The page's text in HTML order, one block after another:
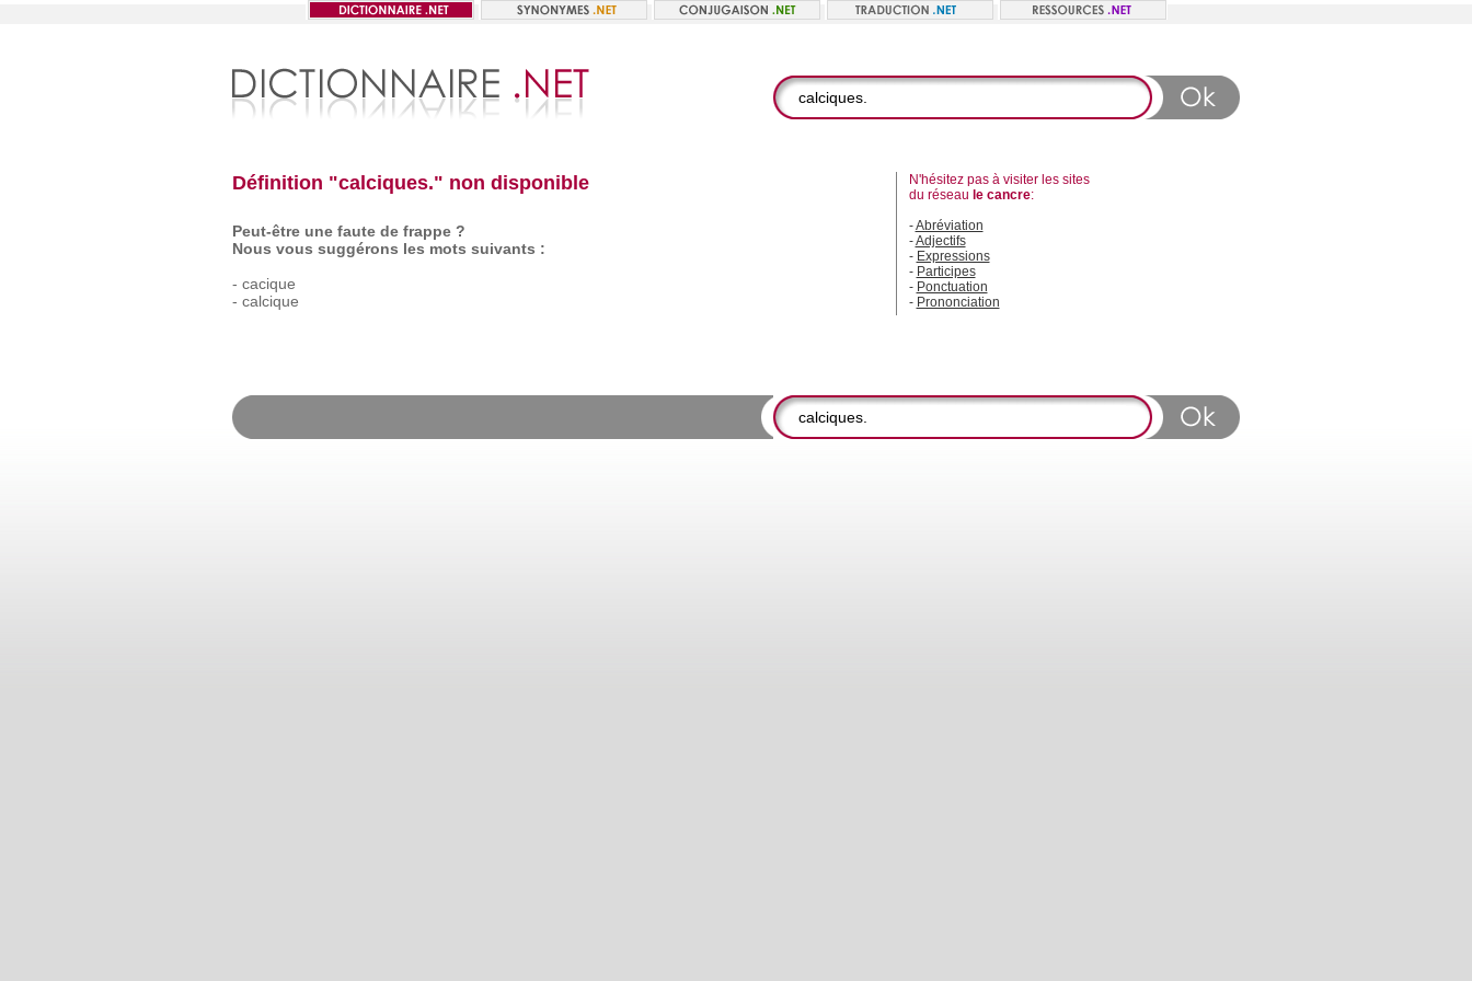
Définition "calciques." non disponible
Peut-être une faute de frappe ?
Nous vous suggérons les mots suivants :
- cacique
- calcique
N'hésitez pas à visiter les sites
du réseau le cancre:
-Abréviation
-Adjectifs
- Expressions
- Participes
- Ponctuation
- Prononciation